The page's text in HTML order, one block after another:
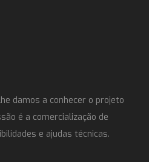
damos a conhecer o projeto
é a comercialização de
e ajudas técnicas.